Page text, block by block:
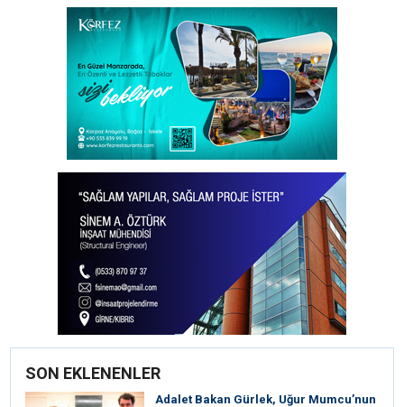
SON EKLENENLER
Adalet Bakan Gürlek, Uğur Mumcu’nun